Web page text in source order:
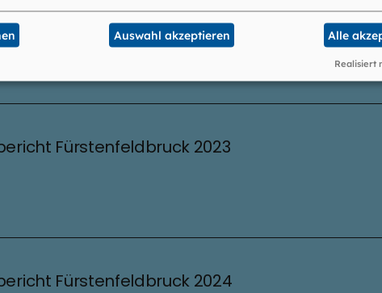
Arbeit im Landkreis Fürstenfeldbruck oder über die
der Erzdiözese München und Freising insgesamt
herunterladen.
Fürstenfeldbruck 2023
Fürstenfeldbruck 2024
Auswahl akzeptieren Alle
Realisiert